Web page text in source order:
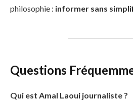
philosophie : informer sans
Questions
Qui est Amal Laoui journaliste ?